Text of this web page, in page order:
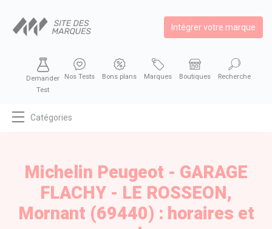
Intégrer votre marque
Demander
Test
Nos Tests Bons plans Marques Boutiques Recherche
Catégories
Michelin Peugeot - GARAGE
FLACHY - LE ROSSEON,
Mornant (69440) : horaires et